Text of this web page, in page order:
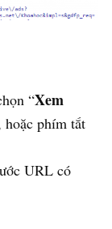
“Xem
hoặc phím tắt
URL có